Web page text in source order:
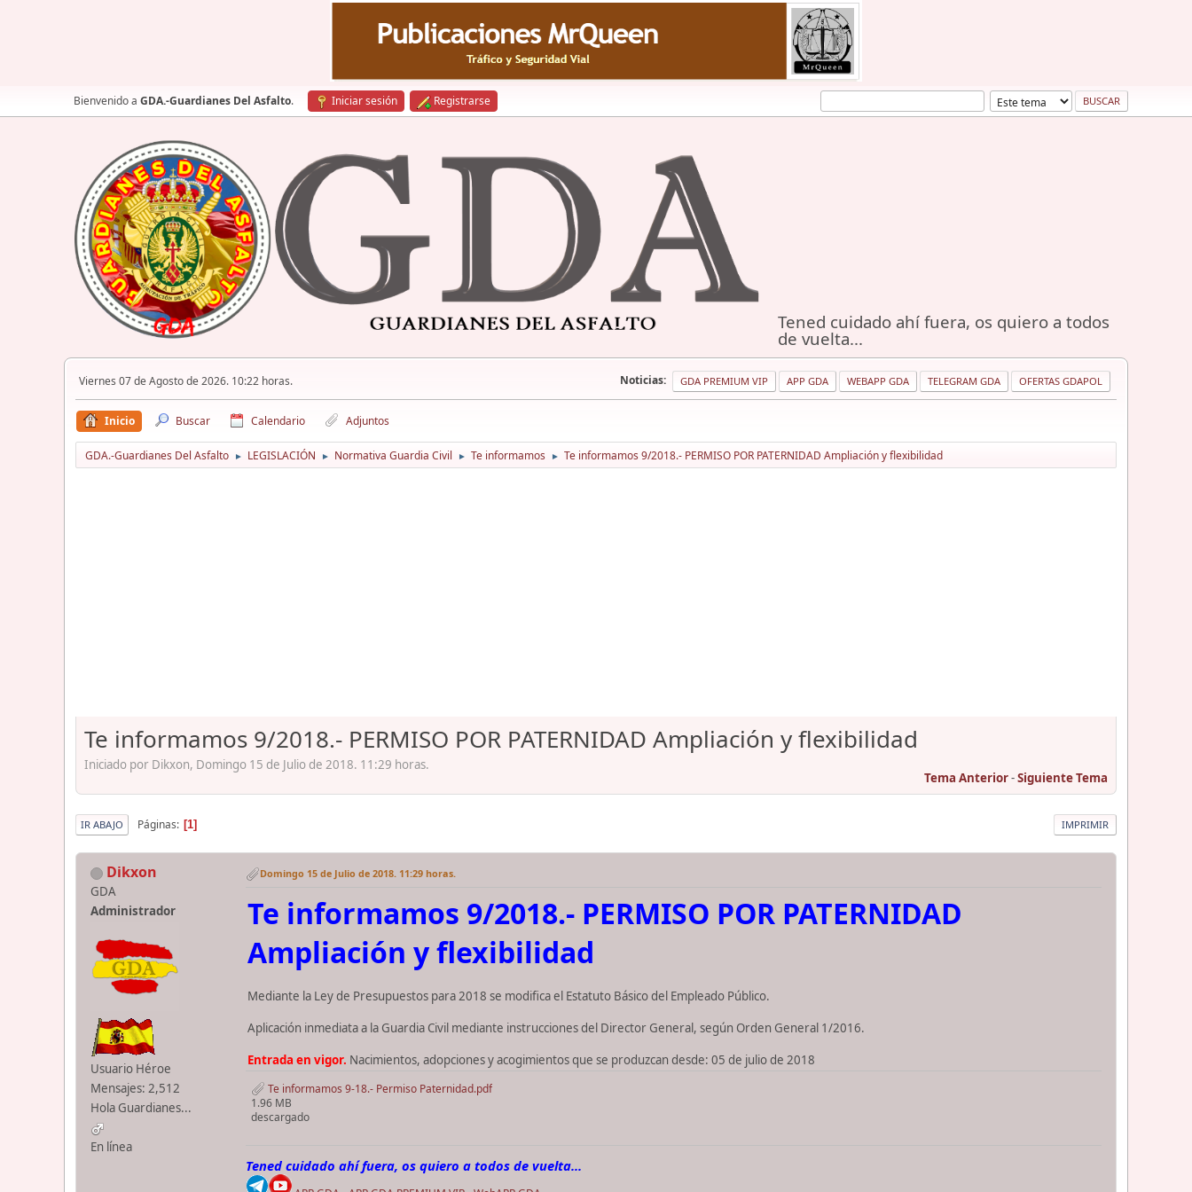
Bienvenido a GDA.-Guardianes Del Asfalto. Iniciar sesión Registrarse
Tened cuidado ahí fuera, os quiero a todos
de vuelta...
Viernes 07 de Agosto de 2026. 10:22 horas. Noticias: GDA PREMIUM VIP APP GDA WEBAPP GDA TELEGRAM GDA OFERTAS GDAPOL
Inicio Buscar Calendario Adjuntos
GDA.-Guardianes Del Asfalto ► LEGISLACIÓN ► Normativa Guardia Civil ► Te informamos ► Te informamos 9/2018.- PERMISO POR PATERNIDAD Ampliación y flexibilidad
Te informamos 9/2018.- PERMISO POR PATERNIDAD Ampliación y flexibilidad
Iniciado por Dikxon, Domingo 15 de Julio de 2018. 11:29 horas.
Tema Anterior-Siguiente Tema
IMPRIMIR
IR ABAJO Páginas 1
Dikxon
GDA
Administrador
Usuario Héroe
Mensajes: 2,512
Hola Guardianes...
En línea
Domingo 15 de Julio de 2018. 11:29 horas.
Te informamos 9/2018.- PERMISO POR PATERNIDAD
Ampliación y flexibilidad
Mediante la Ley de Presupuestos para 2018 se modifica el Estatuto Básico del Empleado Público.
Aplicación inmediata a la Guardia Civil mediante instrucciones del Director General, según Orden General 1/2016.
Entrada en vigor. Nacimientos, adopciones y acogimientos que se produzcan desde: 05 de julio de 2018
Te informamos 9-18.- Permiso Paternidad.pdf
1.96 MB
descargado
Tened cuidado ahí fuera, os quiero a todos de vuelta...